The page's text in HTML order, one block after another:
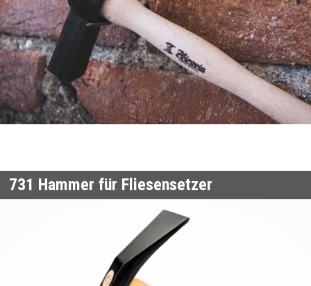
731 Hammer für Fliesensetzer